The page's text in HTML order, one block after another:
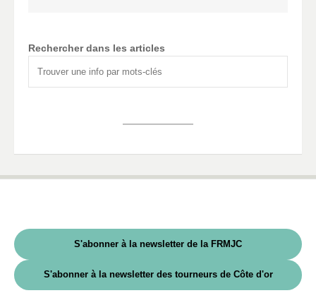
Rechercher dans les articles
S'abonner à la newsletter de la FRMJC
S'abonner à la newsletter des tourneurs de Côte d'or